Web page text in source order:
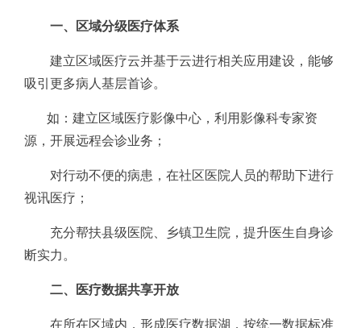
一、区域分级医疗体系
建立区域医疗云并基于云进行相关应用建设，能够
吸引更多病人基层首诊。
如：建立区域医疗影像中心，利用影像科专家资
源，开展远程会诊业务；
对行动不便的病患，在社区医院人员的帮助下进行
视讯医疗；
充分帮扶县级医院、乡镇卫生院，提升医生自身诊
断实力。
二、医疗数据共享开放
在所在区域内，形成医疗数据湖，按统一数据标准